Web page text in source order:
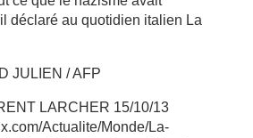
déclaré au quotidien italien La
JULIEN / AFP
LARCHER 15/10/13
Actualite/Monde/La-